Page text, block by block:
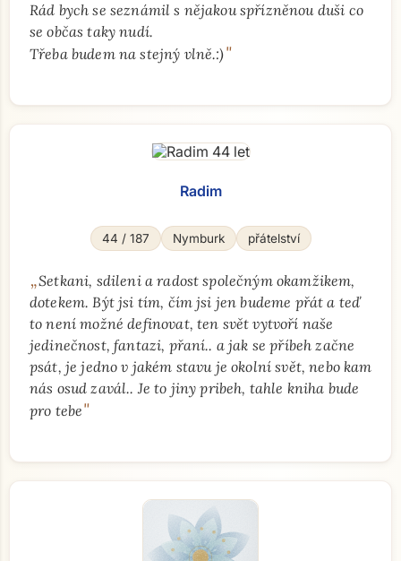
Rád bych se seznámil s nějakou spřízněnou duši co
se občas taky nudí.
Třeba budem na stejný vlně.:)"
Radim
44 / 187 Nymburk přátelství
„Setkani, sdileni a radost společným okamžikem,
dotekem. Být jsi tím, čím jsi jen budeme přát a teď
to není možné definovat, ten svět vytvoří naše
jedinečnost, fantazi, přaní.. a jak se příbeh začne
psát, je jedno v jakém stavu je okolní svět, nebo kam
nás osud zavál.. Je to jiny pribeh, tahle kniha bude
pro tebe"